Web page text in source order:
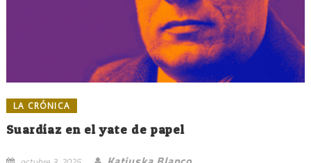
LA CRÓNICA
Suardíaz en el yate de papel